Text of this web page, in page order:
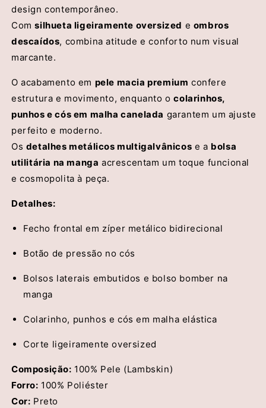
design contemporâneo.
Comsilhueta ligeiramente oversized e ombros
descaídos, combina atitude e conforto num visual
marcante.
O acabamento em pele macia premium confere
estrutura e movimento, enquanto ocolarinhos,
punhos e cós em malha canelada garantem um ajuste
perfeito e moderno.
Os detalhes metálicos multigalvânicos e a bolsa
utilitária na manga acrescentam um toque funcional
e cosmopolita à peça.
Detalhes:
Fecho frontal em zíper metálico bidirecional
Botão de pressão no cós
Bolsos laterais embutidos e bolso bomber na
manga
Colarinho, punhos e cós em malha elástica
Corte ligeiramente oversized
Composição: 100% Pele (Lambskin)
Forro: 100% Poliéster
Cor: Preto